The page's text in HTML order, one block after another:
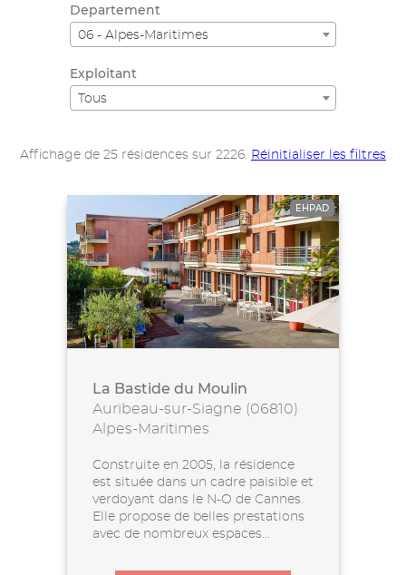
Departement
06 - Alpes-Maritimes
Exploitant
Tous
Affichage de 25 résidences sur 2226. Réinitialiser les filtres
EHPAD
La Bastide du Moulin
Auribeau-sur-Siagne (06810)
Alpes-Maritimes
Construite en 2005, la résidence
est située dans un cadre paisible et
verdoyant dans le N-O de Cannes.
Elle propose de belles prestations
avec de nombreux espaces...